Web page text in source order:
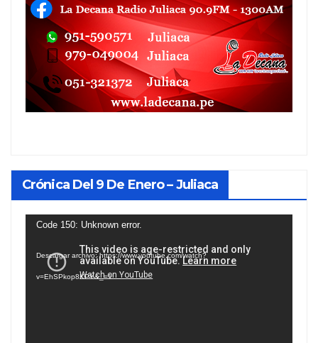
Crónica Del 9 De Enero – Juliaca
Reproductor
vídeo
Code 150: Unknown error.
Descargar archivo: https://www.youtube.com/watch?
v=EhSPkop8KPY&_=1